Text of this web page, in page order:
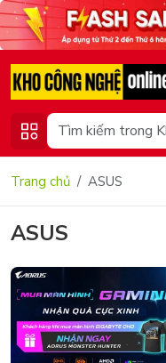
Trang chủ ASUS
ASUS